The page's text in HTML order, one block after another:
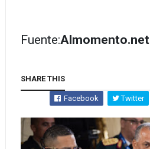
Fuente:Almomento.net
SHARE THIS
Facebook Twitter